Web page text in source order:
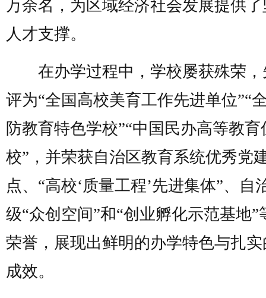
万余名，为区域经济社会发展提供
人才支撑。
在办学过程中，学校屡获殊荣，
评为“全国高校美育工作先进单位”“
防教育特色学校”“中国民办高等教育
校”，并荣获自治区教育系统优秀党
点、“高校‘质量工程’先进集体”、自
级“众创空间”和“创业孵化示范基地”
荣誉，展现出鲜明的办学特色与扎
成效。